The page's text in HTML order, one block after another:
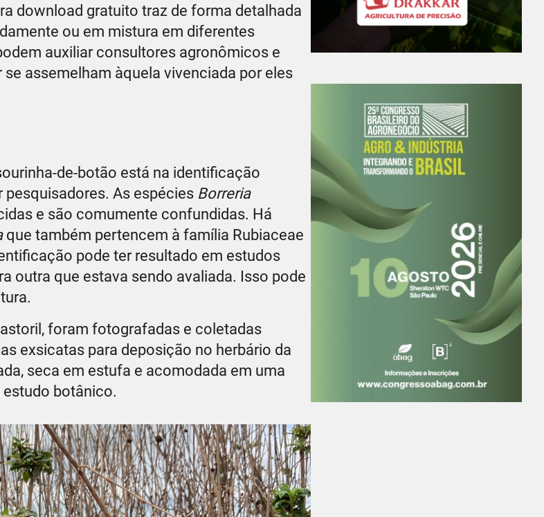
download gratuito traz de forma detalhada
ou em mistura em diferentes
auxiliar consultores agronômicos e
assemelham àquela vivenciada por eles
de-botão está na identificação
As espécies Borreria
e são comumente confundidas. Há
que também pertencem à família Rubiaceae
pode ter resultado em estudos
outra que estava sendo avaliada. Isso pode
foram fotografadas e coletadas
exsicatas para deposição no herbário da
seca em estufa e acomodada em uma
botânico.